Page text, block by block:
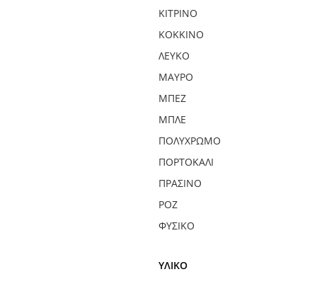
ΚΊΤΡΙΝΟ
ΚΌΚΚΙΝΟ
ΛΕΥΚΌ
ΜΑΎΡΟ
ΜΠΕΖ
ΜΠΛΕ
ΠΟΛΎΧΡΩΜΟ
ΠΟΡΤΟΚΑΛΊ
ΠΡΆΣΙΝΟ
ΡΟΖ
ΦΥΣΙΚΌ
ΥΛΙΚΌ